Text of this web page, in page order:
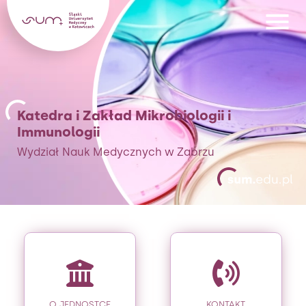
Katedra i Zakład Mikrobiologii i
Immunologii
Wydział Nauk Medycznych w Zabrzu